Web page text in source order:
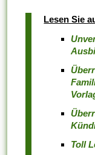
Lesen Sie
Toll